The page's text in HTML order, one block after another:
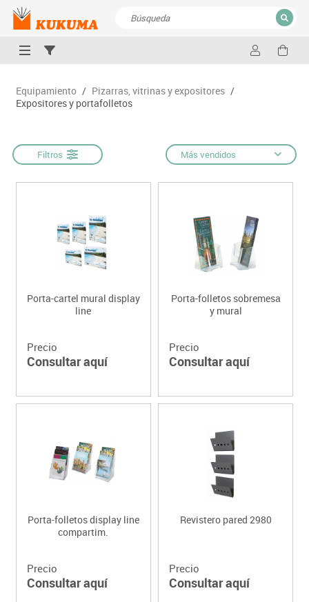
CERRAR
Equipamiento / Pizarras, vitrinas y expositores /
Expositores y portafolletos
Filtros Más vendidos
Porta-cartel mural display
line
Precio
Consultar aquí
Porta-folletos sobremesa
y mural
Precio
Consultar aquí
Porta-folletos display line
compartim.
Precio
Consultar aquí
Revistero pared 2980
Precio
Consultar aquí